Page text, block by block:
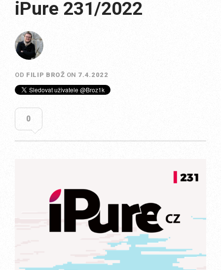
iPure 231/2022
OD FILIP BROŽ ON 7.4.2022
0